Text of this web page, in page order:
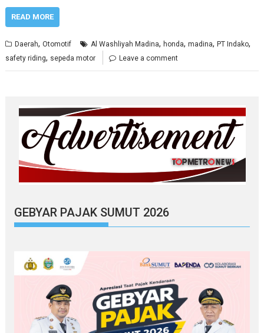
READ MORE
Daerah,Otomotif Al Washliyah Madina,honda,madina,PT Indako,
safety riding, sepeda motor Leave a comment
GEBYAR PAJAK SUMUT 2026